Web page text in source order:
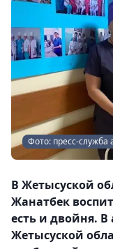
Фото: пресс-служба
В Жетысуской
Жанатбек
есть и двойня.
Жетысуской